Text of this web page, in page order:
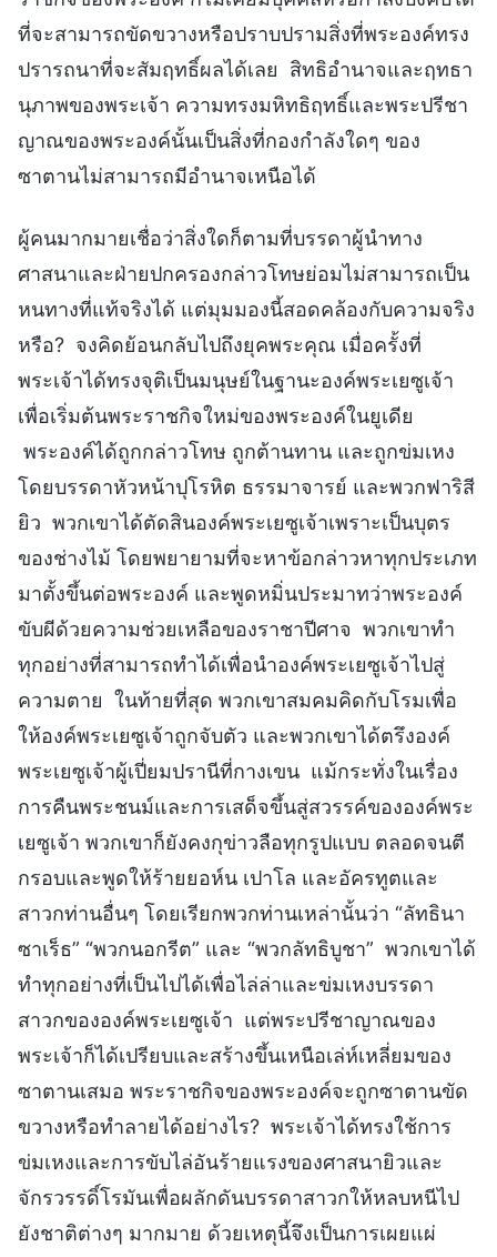
ที่จะสามารถขัดขวางหรือปราบปรามสิ่งที่พระองค์ทรง
ปรารถนาที่จะสัมฤทธิ์ผลได้เลย สิทธิอำนาจและฤทธา
นุภาพของพระเจ้า ความทรงมหิทธิฤทธิ์และพระปรีชา
ญาณของพระองค์นั้นเป็นสิ่งที่กองกำลังใดๆ ของ
ซาตานไม่สามารถมีอำนาจเหนือได้
ผู้คนมากมายเชื่อว่าสิ่งใดก็ตามที่บรรดาผู้นำทาง
ศาสนาและฝ่ายปกครองกล่าวโทษย่อมไม่สามารถเป็น
หนทางที่แท้จริงได้ แต่มุมมองนี้สอดคล้องกับความจริง
หรือ? จงคิดย้อนกลับไปถึงยุคพระคุณ เมื่อครั้งที่
พระเจ้าได้ทรงจุติเป็นมนุษย์ในฐานะองค์พระเยซูเจ้า
เพื่อเริ่มต้นพระราชกิจใหม่ของพระองค์ในยูเดีย
พระองค์ได้ถูกกล่าวโทษ ถูกต้านทาน และถูกข่มเหง
โดยบรรดาหัวหน้าปุโรหิต ธรรมาจารย์ และพวกฟาริสี
ยิว พวกเขาได้ตัดสินองค์พระเยซูเจ้าเพราะเป็นบุตร
ของช่างไม้ โดยพยายามที่จะหาข้อกล่าวหาทุกประเภท
มาตั้งขึ้นต่อพระองค์ และพูดหมิ่นประมาทว่าพระองค์
ขับผีด้วยความช่วยเหลือของราชาปีศาจ พวกเขาทำ
ทุกอย่างที่สามารถทำได้เพื่อนำองค์พระเยซูเจ้าไปสู่
ความตาย ในท้ายที่สุด พวกเขาสมคมคิดกับโรมเพื่อ
ให้องค์พระเยซูเจ้าถูกจับตัว และพวกเขาได้ตรึงองค์
พระเยซูเจ้าผู้เปี่ยมปรานีที่กางเขน แม้กระทั่งในเรื่อง
การคืนพระชนม์และการเสด็จขึ้นสู่สวรรค์ขององค์พระ
เยซูเจ้า พวกเขาก็ยังคงกุข่าวลือทุกรูปแบบ ตลอดจนตี
กรอบและพูดให้ร้ายยอห์น เปาโล และอัครทูตและ
สาวกท่านอื่นๆ โดยเรียกพวกท่านเหล่านั้นว่า “ลัทธินา
ซาเร็ธ” “พวกนอกรีต” และ “พวกลัทธิบูชา” พวกเขาได้
ทำทุกอย่างที่เป็นไปได้เพื่อไล่ล่าและข่มเหงบรรดา
สาวกขององค์พระเยซูเจ้า แต่พระปรีชาญาณของ
พระเจ้าก็ได้เปรียบและสร้างขึ้นเหนือเล่ห์เหลี่ยมของ
ซาตานเสมอ พระราชกิจของพระองค์จะถูกซาตานขัด
ขวางหรือทำลายได้อย่างไร? พระเจ้าได้ทรงใช้การ
ข่มเหงและการขับไล่อันร้ายแรงของศาสนายิวและ
จักรวรรดิ์โรมันเพื่อผลักดันบรรดาสาวกให้หลบหนีไป
ยังชาติต่างๆ มากมาย ด้วยเหตุนี้จึงเป็นการเผยแผ่